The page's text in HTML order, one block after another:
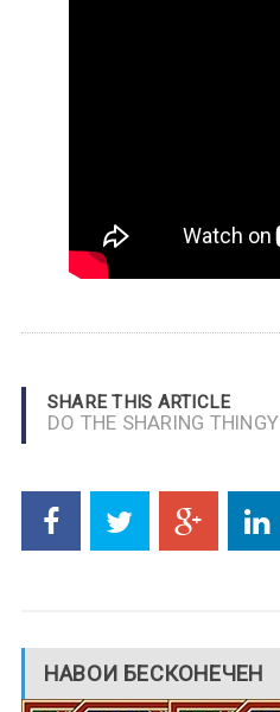
SHARE THIS ARTICLE
DO THE SHARING THINGY
НАВОИ БЕСКОНЕЧЕН